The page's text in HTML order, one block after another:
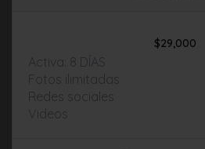
$29,000
Activa: 8 DÍAS
Fotos ilimitadas
Redes sociales
Videos